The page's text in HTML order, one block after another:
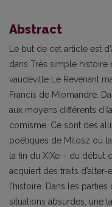
Abstract
Le but de cet article est
dans Très simple histoire
vaudeville Le Revenant
Francis de Miomandre.
aux moyens différents
comisme. Ce sont des
poétiques de Milosz ou
la fin du XIXe – du début
acquiert des traits
l’histoire. Dans les
situations absurdes, une